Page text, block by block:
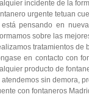
incidente de la
urgente tetuan
pensando en
sobre las
tratamientos de
en contacto con
producto de
atendemos sin demora,
con fontaneros